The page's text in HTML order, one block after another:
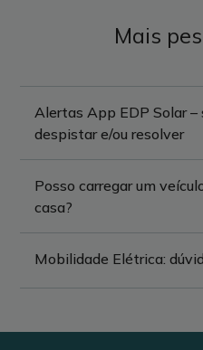
Mais
Alertas App EDP Solar –
despistar e/ou resolver
Posso carregar um
casa?
Mobilidade Elétrica: